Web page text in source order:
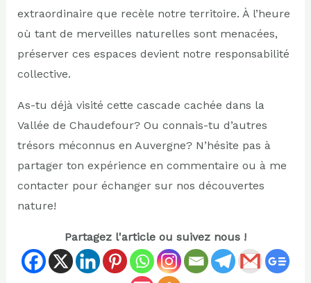
extraordinaire que recèle notre territoire. À l’heure
où tant de merveilles naturelles sont menacées,
préserver ces espaces devient notre responsabilité
collective.
As-tu déjà visité cette cascade cachée dans la
Vallée de Chaudefour? Ou connais-tu d’autres
trésors méconnus en Auvergne? N’hésite pas à
partager ton expérience en commentaire ou à me
contacter pour échanger sur nos découvertes
nature!
Partagez l'article ou suivez nous !